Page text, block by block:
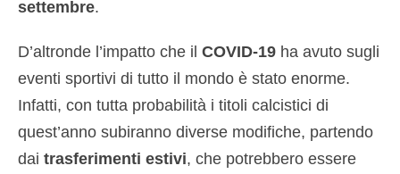
settembre.
D’altronde l’impatto che il COVID-19 ha avuto sugli
eventi sportivi di tutto il mondo è stato enorme.
Infatti, con tutta probabilità i titoli calcistici di
quest’anno subiranno diverse modifiche, partendo
dai trasferimenti estivi, che potrebbero essere